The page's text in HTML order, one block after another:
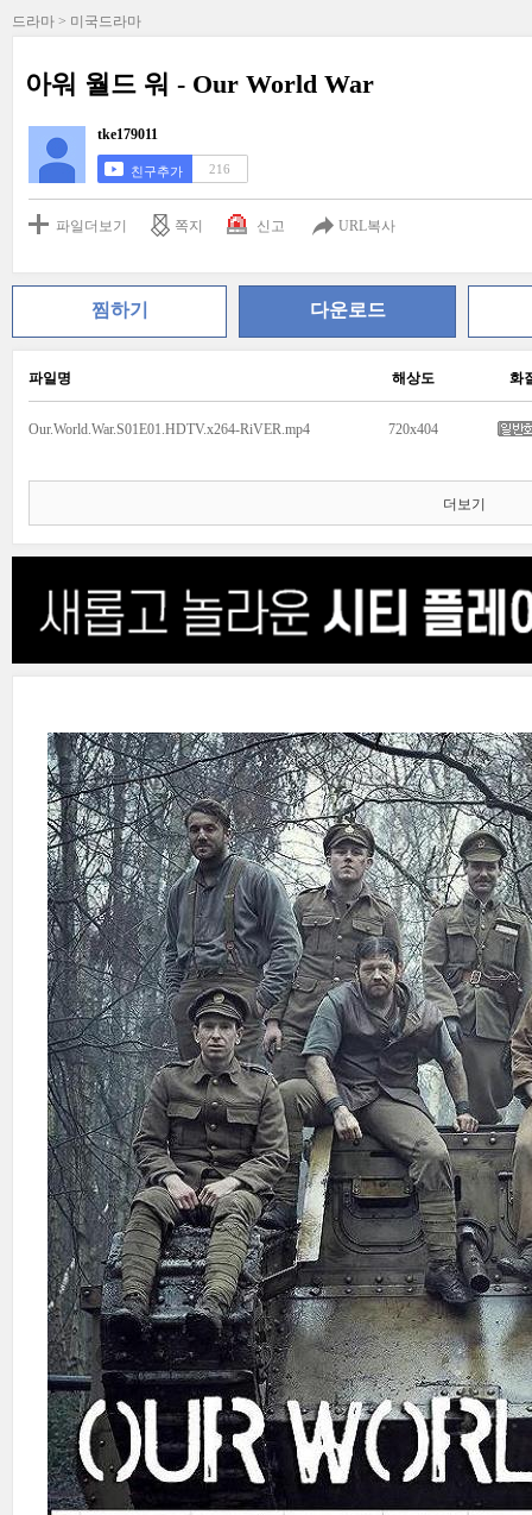
드라마 > 미국드라마
아워 월드 워 - Our World War
tke179011
친구추가 216
파일더보기 쪽지 신고 URL복사
찜하기 다운로드
파일명 해상도 화
Our.World.War.S01E01.HDTV.x264-RiVER.mp4 720x404
더보기